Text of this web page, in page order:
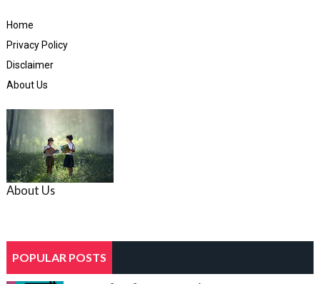
Home
Privacy Policy
Disclaimer
About Us
About Us
POPULAR POSTS